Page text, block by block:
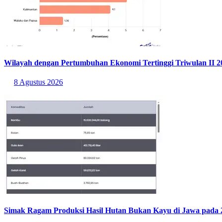
Wilayah dengan Pertumbuhan Ekonomi Tertinggi Triwulan II
8 Agustus 2026
Simak Ragam Produksi Hasil Hutan Bukan Kayu di Jawa pada